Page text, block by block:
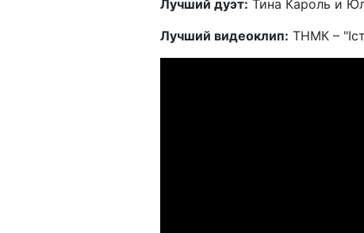
Лучший дуэт: Тина Кароль и
Лучший видеоклип: ТНМК –